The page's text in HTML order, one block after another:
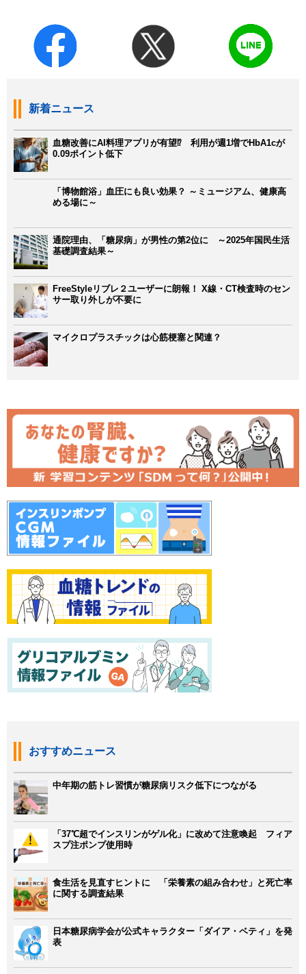
新着ニュース
血糖改善にAI料理アプリが有望⁉ 利用が週1増でHbA1cが
0.09ポイント低下
「博物館浴」血圧にも良い効果？ ～ミュージアム、健康高
める場に～
通院理由、「糖尿病」が男性の第2位に ～2025年国民生活
基礎調査結果～
FreeStyleリブレ２ユーザーに朗報！ X線・CT検査時のセン
サー取り外しが不要に
マイクロプラスチックは心筋梗塞と関連？
おすすめニュース
中年期の筋トレ習慣が糖尿病リスク低下につながる
「37℃超でインスリンがゲル化」に改めて注意喚起 フィア
スプ注ポンプ使用時
食生活を見直すヒントに 「栄養素の組み合わせ」と死亡率
に関する調査結果
日本糖尿病学会が公式キャラクター「ダイア・ベティ」を発
表